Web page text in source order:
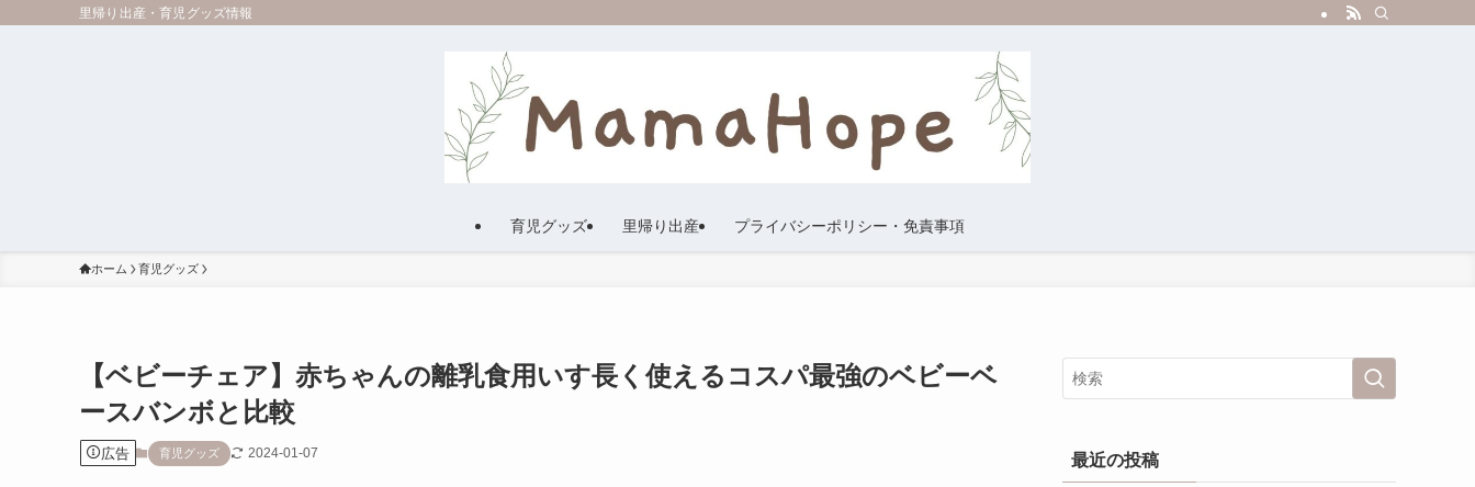
里帰り出産・育児グッズ情報
育児グッズ 里帰り出産 プライバシーポリシー・免責事項
ホーム 育児グッズ
【ベビーチェア】赤ちゃんの離乳食用いす長く使えるコスパ最強のベビーベ
ースバンボと比較
広告 育児グッズ 2024-01-07 最近の投稿